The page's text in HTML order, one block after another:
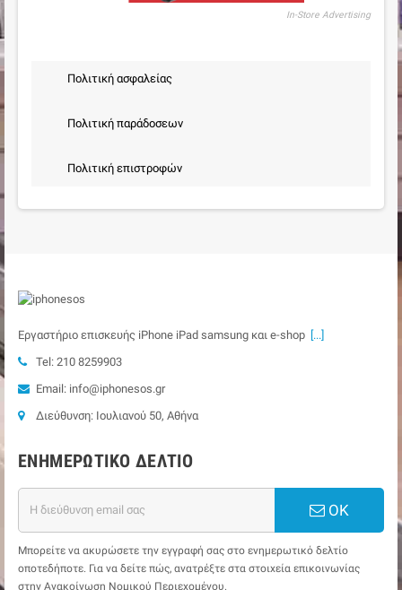
In-Store Advertising
Πολιτική ασφαλείας
Πολιτική παράδοσεων
Πολιτική επιστροφών
Εργαστήριο επισκευής iPhone iPad samsung και e-shop [...]
Tel: 210 8259903
Email: info@iphonesos.gr
Διεύθυνση: Ιουλιανού 50, Αθήνα
ΕΝΗΜΕΡΩΤΙΚΌ ΔΕΛΤΊΟ
ΟΚ
Μπορείτε να ακυρώσετε την εγγραφή σας στο ενημερωτικό δελτίο
οποτεδήποτε. Για να δείτε πώς, ανατρέξτε στα στοιχεία επικοινωνίας
στην Ανακοίνωση Νομικού Περιεχομένου.